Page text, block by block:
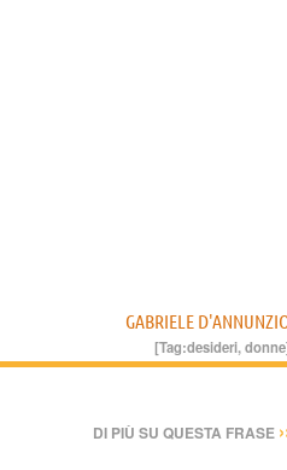
GABRIELE
[Tag:desideri,donne
DI PIÙ SU QUESTA FRASE